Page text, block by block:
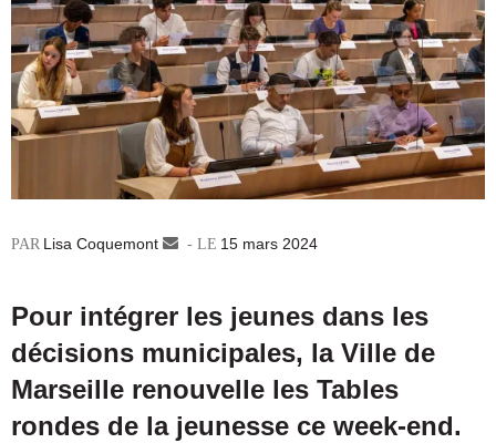
Lisa Coquemont
Envoyer15 mars 2024
Pour intégrer les jeunes dans les
décisions municipales, la Ville de
Marseille renouvelle les Tables
rondes de la jeunesse ce week-end.